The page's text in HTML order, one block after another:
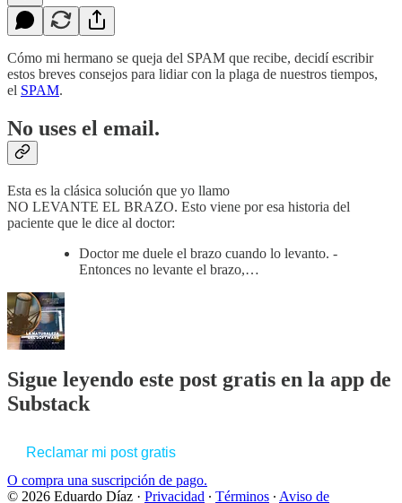
Cómo mi hermano se queja del SPAM que recibe, decidí escribir
estos breves consejos para lidiar con la plaga de nuestros tiempos,
el SPAM.
No uses el email.
Esta es la clásica solución que yo llamo
NO LEVANTE EL BRAZO. Esto viene por esa historia del
paciente que le dice al doctor:
Doctor me duele el brazo cuando lo levanto. -
Entonces no levante el brazo,…
Sigue leyendo este post gratis en la app de
Substack
Reclamar mi post gratis
O compra una suscripción de pago.
© 2026 Eduardo Díaz · Privacidad ∙ Términos ∙ Aviso de